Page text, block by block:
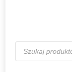
Wyszukiwarka
produktów